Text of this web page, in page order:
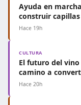
Ayuda en
construir capillas
Hace 19h
CULTURA
El futuro del
camino a
Hace 20h